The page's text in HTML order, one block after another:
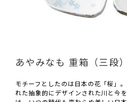
あやみなも 重箱（三段）
モチーフとしたのは日本の花「桜」
れた抽象的にデザインされた川と今